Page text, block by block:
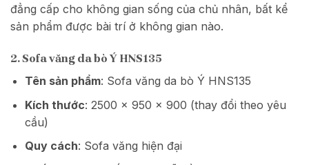
đẳng cấp cho không gian sống của chủ nhân, bất kể
sản phẩm được bài trí ở không gian nào.
2. Sofa văng da bò Ý HNS135
Tên sản phẩm: Sofa văng da bò Ý HNS135
Kích thước: 2500 x 950 x 900 (thay đổi theo yêu
cầu)
Quy cách: Sofa văng hiện đại